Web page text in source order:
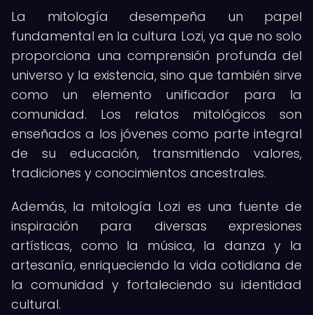
La mitología desempeña un papel
fundamental en la cultura Lozi, ya que no solo
proporciona una comprensión profunda del
universo y la existencia, sino que también sirve
como un elemento unificador para la
comunidad. Los relatos mitológicos son
enseñados a los jóvenes como parte integral
de su educación, transmitiendo valores,
tradiciones y conocimientos ancestrales.
Además, la mitología Lozi es una fuente de
inspiración para diversas expresiones
artísticas, como la música, la danza y la
artesanía, enriqueciendo la vida cotidiana de
la comunidad y fortaleciendo su identidad
cultural.